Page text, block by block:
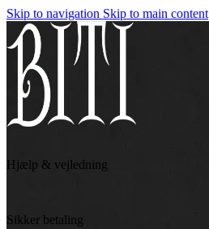
Skip to navigation Skip to main content
Hjælp & vejledning
Sikker betaling